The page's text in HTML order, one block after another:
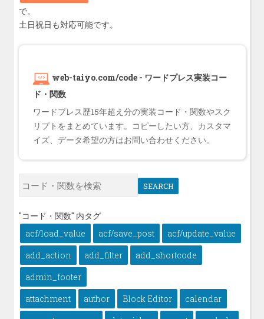
で。
土日祝日も対応可能です。
web-taiyo.com/code - ワードプレス実装コー
ド・関数
ワードプレス歴15年超え分の実装コード・関数やスク
リプトをまとめています。コピーしたい方、カスタマ
イズ、データ希望の方はお問い合わせください。
SEARCH
"コード・関数" 内タグ
acf/load_value
acf/save_post
acf/update_value
add_action
add_filter
add_shortcode
admin_footer
attachment
author Block Editor
calendar